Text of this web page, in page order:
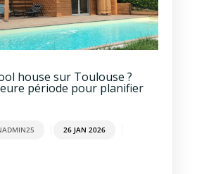
house sur Toulouse ?
période pour planifier
26 JAN 2026